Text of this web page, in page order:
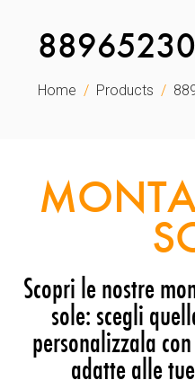
Home Products
Scopri le nostre
sole: scegli
personalizzala
adatte alle